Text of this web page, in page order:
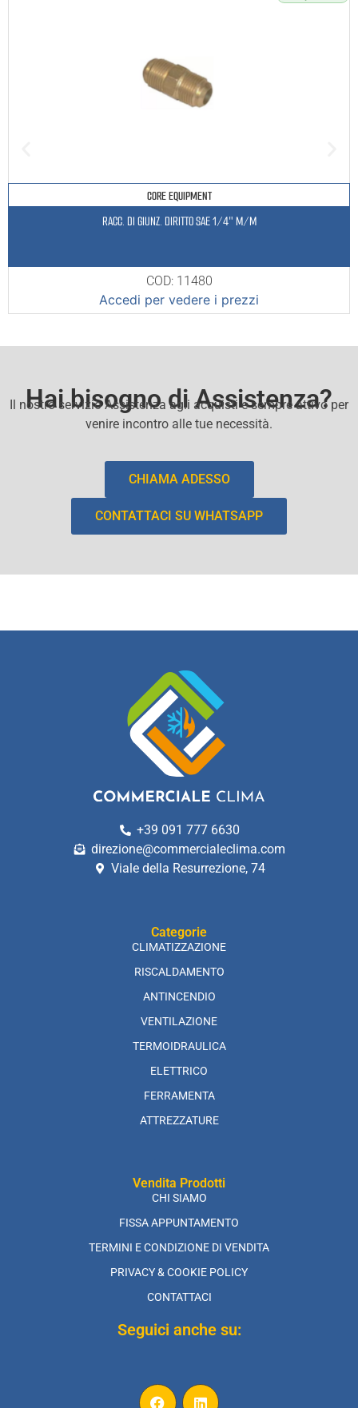
CORE EQUIPMENT
RACC. DI GIUNZ. DIRITTO SAE 1/4″ M/M
COD: 11480
Accedi per vedere i prezzi
Hai bisogno di Assistenza?
Il nostro servizio Assistenza agli acquisti e sempre attivo per
venire incontro alle tue necessità.
CHIAMA ADESSO
CONTATTACI SU WHATSAPP
+39 091 777 6630
direzione@commercialeclima.com
Viale della Resurrezione, 74
Categorie
CLIMATIZZAZIONE
RISCALDAMENTO
ANTINCENDIO
VENTILAZIONE
TERMOIDRAULICA
ELETTRICO
FERRAMENTA
ATTREZZATURE
Vendita Prodotti
CHI SIAMO
FISSA APPUNTAMENTO
TERMINI E CONDIZIONE DI VENDITA
PRIVACY & COOKIE POLICY
CONTATTACI
Seguici anche su: